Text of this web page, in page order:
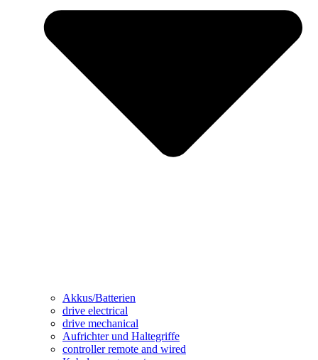
Akkus/Batterien
drive electrical
drive mechanical
Aufrichter und Haltegriffe
controller remote and wired